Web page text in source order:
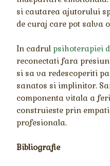
si cautarea ajutorului
de curaj care pot salva
In cadrul psihoterapiei
reconectati fara
si sa va redescoperiti
sanatos si implinitor.
componenta vitala a
construieste prin
profesionala.
Bibliografie